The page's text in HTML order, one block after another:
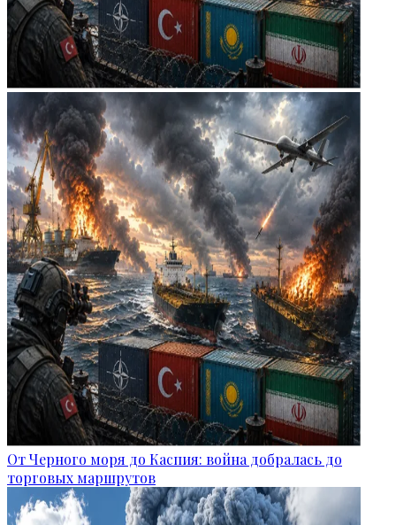
От Черного моря до Каспия: война добралась до
торговых маршрутов